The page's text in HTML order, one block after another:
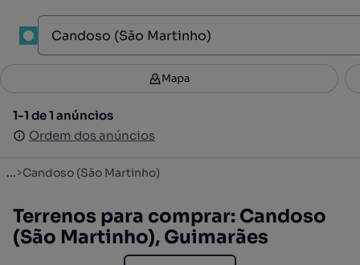
Filtros 2
1-1 de 1 anúncios
Ordem dos anúncios
Mapa
1-1 de 1 anúncios
Ordem dos anúncios
... Candoso (São Martinho)
Terrenos para comprar: Candoso
(São Martinho), Guimarães